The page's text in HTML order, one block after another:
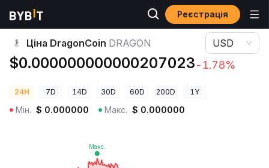
Реєстрація
Ціни криптовалют Ціна DragonCoin DRAGON
Ціна DragonCoin DRAGON
$0.000000000000207023-1.78%
USD
24H 7D 14D 30D 60D 200D 1Y
Мін. $ 0.000000 Макс. $ 0.000000